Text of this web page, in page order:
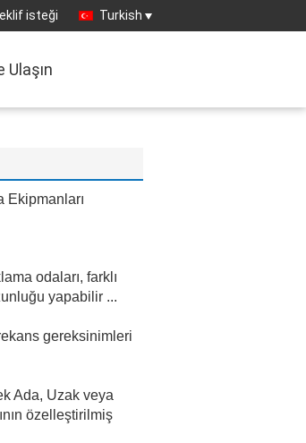
isteği Turkish
Ulaşın
Ekipmanları
odaları, farklı
yapabilir ...
gereksinimleri
Ada, Uzak veya
özelleştirilmiş